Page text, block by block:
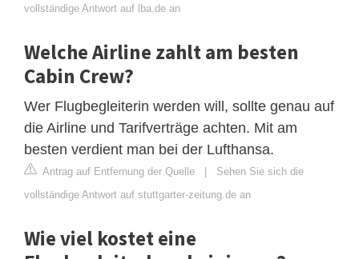
vollständige Antwort auf lba.de an
Welche Airline zahlt am besten
Cabin Crew?
Wer Flugbegleiterin werden will, sollte genau auf
die Airline und Tarifverträge achten. Mit am
besten verdient man bei der Lufthansa.
Antrag auf Entfernung der Quelle | Sehen Sie sich die
vollständige Antwort auf stuttgarter-zeitung.de an
Wie viel kostet eine